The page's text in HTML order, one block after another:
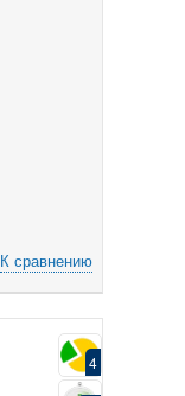
К сравнению
4